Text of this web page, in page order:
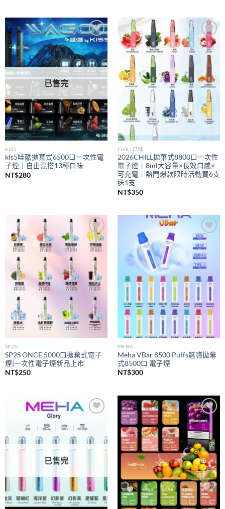
NT$300
到
NT$350
Add to
wishlist
已售完
KIS5
kis5哇酷拋棄式6500口一次性電
子煙｜自由混搭13種口味
NT$280
Add to
wishlist
CHILL口味
2026CHILL拋棄式8800口一次性
電子煙｜8ml大容量×長效口感×
可充電｜熱門爆款限時活動買6支
送1支
NT$350
Add to
wishlist
SP2S
SP2S ONCE 5000口拋棄式電子
煙|一次性電子煙新品上市
NT$250
Add to
wishlist
MEHA
Meha VBar 8500 Puffs魅嗨拋棄
式8500口 電子煙
NT$300
wishlist
已售完
Add to
wishlist